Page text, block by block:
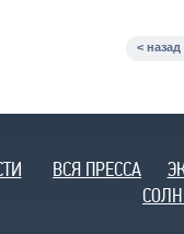
< назад
ВСЯ ПРЕССА